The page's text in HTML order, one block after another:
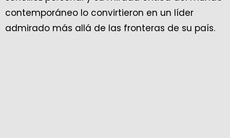
contemporáneo lo convirtieron en un líder
admirado más allá de las fronteras de su país.